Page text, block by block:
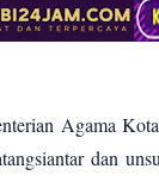
Agama
dan